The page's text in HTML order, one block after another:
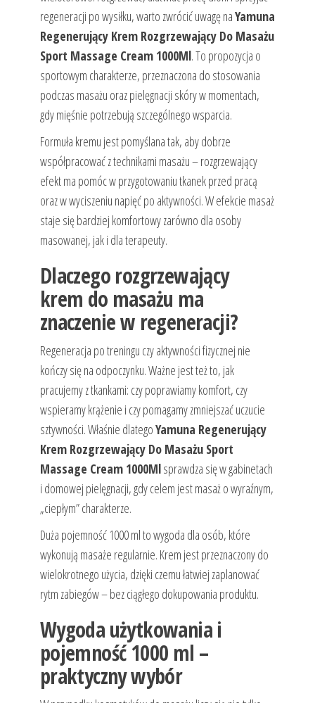
regeneracji po wysiłku, warto zwrócić uwagę naYamuna
Regenerujący Krem Rozgrzewający Do Masażu
Sport Massage Cream 1000Ml. To propozycja o
sportowym charakterze, przeznaczona do stosowania
podczas masażu oraz pielęgnacji skóry w momentach,
gdy mięśnie potrzebują szczególnego wsparcia.
Formuła kremu jest pomyślana tak, aby dobrze
współpracować z technikami masażu – rozgrzewający
efekt ma pomóc w przygotowaniu tkanek przed pracą
oraz w wyciszeniu napięć po aktywności. W efekcie masaż
staje się bardziej komfortowy zarówno dla osoby
masowanej, jak i dla terapeuty.
Dlaczego rozgrzewający
krem do masażu ma
znaczenie w regeneracji?
Regeneracja po treningu czy aktywności fizycznej nie
kończy się na odpoczynku. Ważne jest też to, jak
pracujemy z tkankami: czy poprawiamy komfort, czy
wspieramy krążenie i czy pomagamy zmniejszać uczucie
sztywności. Właśnie dlategoYamuna Regenerujący
Krem Rozgrzewający Do Masażu Sport
Massage Cream 1000Mlsprawdza się w gabinetach
i domowej pielęgnacji, gdy celem jest masaż o wyraźnym,
„ciepłym” charakterze.
Duża pojemność 1000 ml to wygoda dla osób, które
wykonują masaże regularnie. Krem jest przeznaczony do
wielokrotnego użycia, dzięki czemu łatwiej zaplanować
rytm zabiegów – bez ciągłego dokupowania produktu.
Wygoda użytkowania i
pojemność 1000 ml –
praktyczny wybór